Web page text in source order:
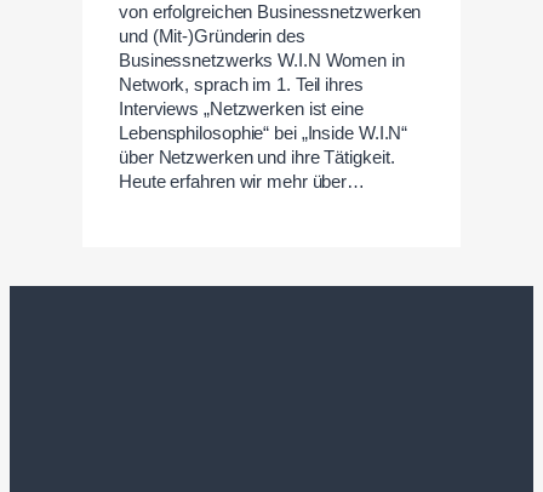
von erfolgreichen Businessnetzwerken
und (Mit-)Gründerin des
Businessnetzwerks W.I.N Women in
Network, sprach im 1. Teil ihres
Interviews „Netzwerken ist eine
Lebensphilosophie“ bei „Inside W.I.N“
über Netzwerken und ihre Tätigkeit.
Heute erfahren wir mehr über…